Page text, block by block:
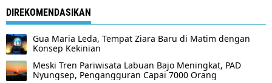
DIREKOMENDASIKAN
Gua Maria Leda, Tempat Ziara Baru di Matim dengan
Konsep Kekinian
Meski Tren Pariwisata Labuan Bajo Meningkat, PAD
Nyungsep, Pengangguran Capai 7000 Orang